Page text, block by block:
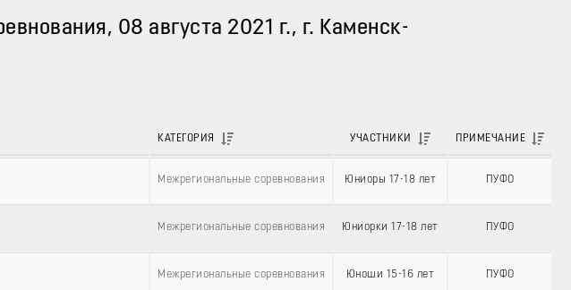
08 августа 2021 г., г. Каменск-
КАТЕГОРИЯ УЧАСТНИКИ ПРИМЕЧАНИЕ
Межрегиональные соревнования Юниоры 17-18 лет ПУФО
Межрегиональные соревнования Юниорки 17-18 лет ПУФО
Межрегиональные соревнования Юноши 15-16 лет ПУФО